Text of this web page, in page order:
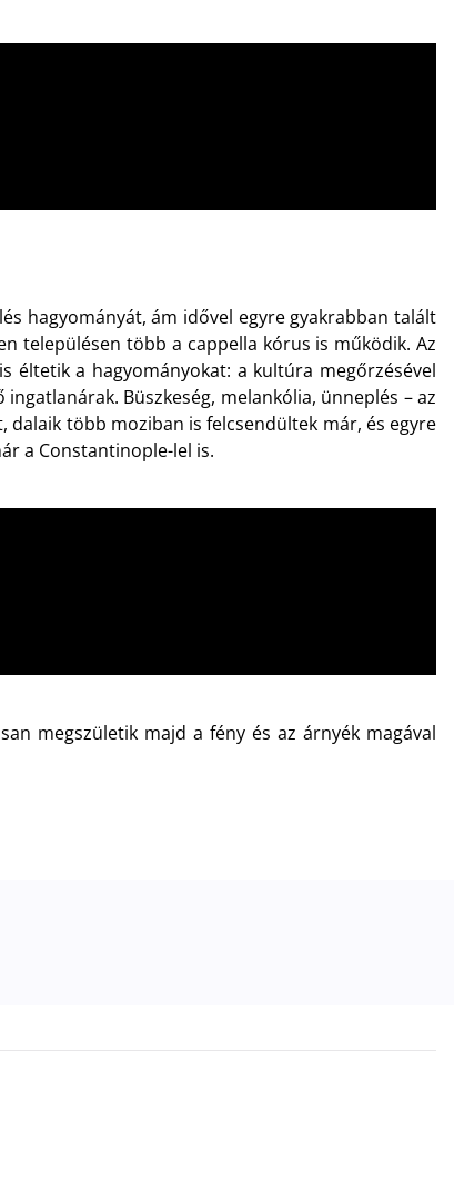
hagyományát, ám idővel egyre gyakrabban talált
településen több a cappella kórus is működik. Az
éltetik a hagyományokat: a kultúra megőrzésével
Büszkeség, melankólia, ünneplés – az
dalaik több moziban is felcsendültek már, és egyre
a Constantinople-lel is.
megszületik majd a fény és az árnyék magával